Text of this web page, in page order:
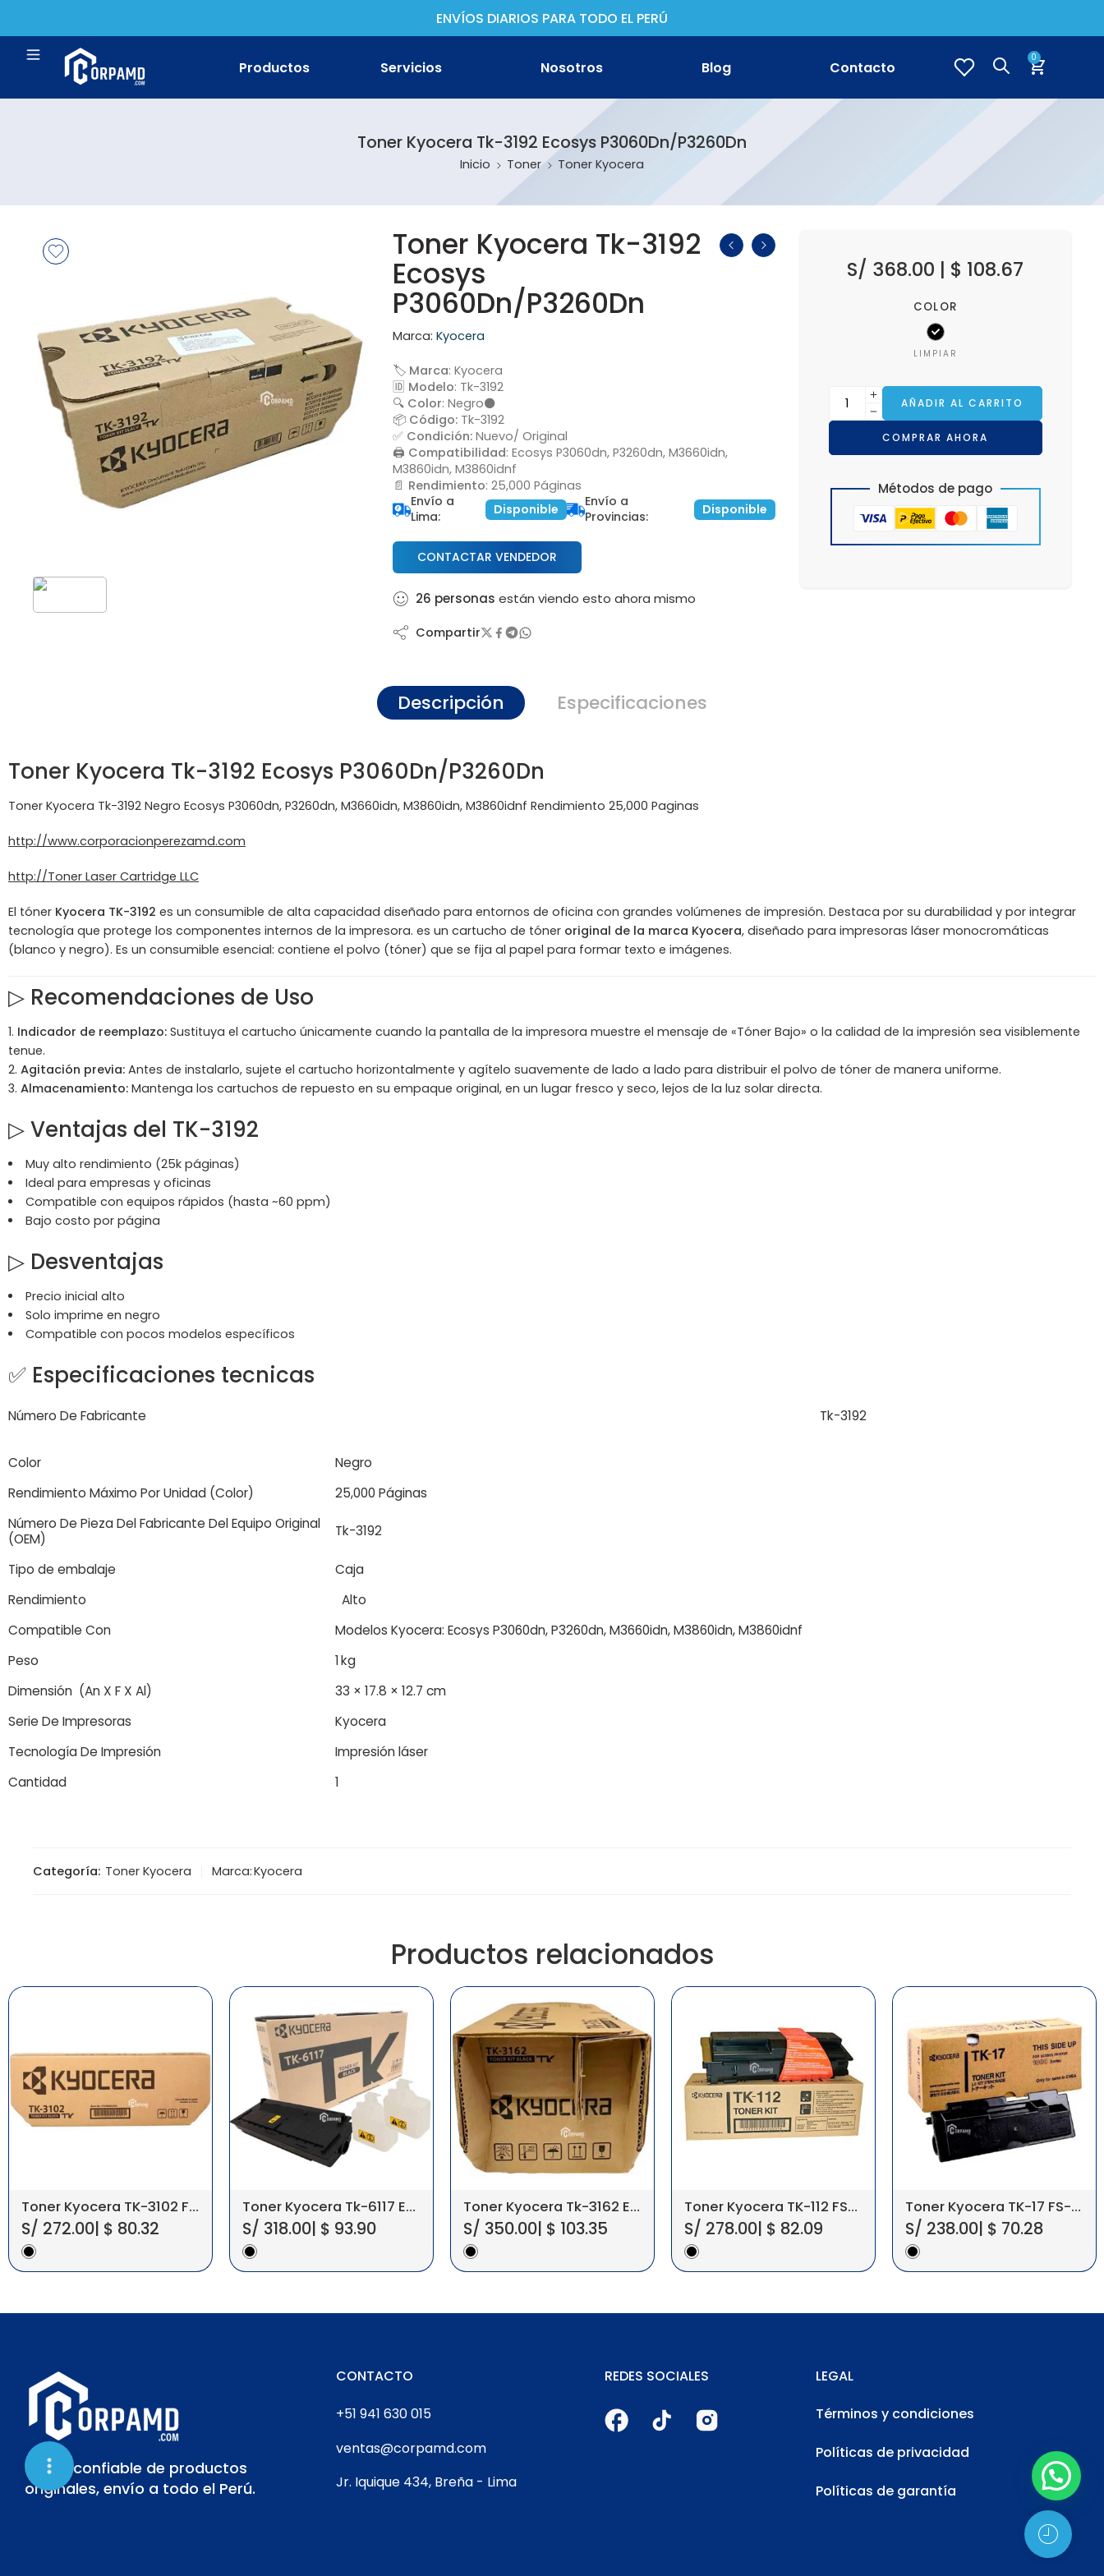
ENVÍOS DIARIOS PARA TODO EL PERÚ
Productos Servicios Nosotros Blog Contacto
0
Impresora HP
Impresora Ricoh
Impresora Xerox
Impresora Matricial
Toner Kyocera Tk-3192 Ecosys P3060Dn/P3260Dn
Inicio Toner Toner Kyocera
Toner Kyocera Tk-3192
Ecosys
P3060Dn/P3260Dn
Marca: Kyocera
🏷️ Marca: Kyocera
🆔 Modelo: Tk-3192
🔍 Color: Negro⚫
📦 Código: Tk-3192
✅ Condición: Nuevo/ Original
🖨️ Compatibilidad: Ecosys P3060dn, P3260dn, M3660idn,
M3860idn, M3860idnf
📄 Rendimiento: 25,000 Páginas
Envío a
Lima:
Disponible
Envío a
Provincias:
Disponible
CONTACTAR VENDEDOR
26 personas están viendo esto ahora mismo
Compartir
S/ 368.00 | $ 108.67
COLOR
LIMPIAR
AÑADIR AL CARRITO
COMPRAR AHORA
Métodos de pago
Descripción Especificaciones
Toner Kyocera Tk-3192 Ecosys P3060Dn/P3260Dn
Toner Kyocera Tk-3192 Negro Ecosys P3060dn, P3260dn, M3660idn, M3860idn, M3860idnf Rendimiento 25,000 Paginas
http://www.corporacionperezamd.com
http://Toner Laser Cartridge LLC
El tóner Kyocera TK-3192 es un consumible de alta capacidad diseñado para entornos de oficina con grandes volúmenes de impresión. Destaca por su durabilidad y por integrar
tecnología que protege los componentes internos de la impresora. es un cartucho de tóner original de la marca Kyocera, diseñado para impresoras láser monocromáticas
(blanco y negro). Es un consumible esencial: contiene el polvo (tóner) que se fija al papel para formar texto e imágenes.
▷ Recomendaciones de Uso
Indicador de reemplazo: Sustituya el cartucho únicamente cuando la pantalla de la impresora muestre el mensaje de «Tóner Bajo» o la calidad de la impresión sea visiblemente
tenue.
Agitación previa: Antes de instalarlo, sujete el cartucho horizontalmente y agítelo suavemente de lado a lado para distribuir el polvo de tóner de manera uniforme.
Almacenamiento: Mantenga los cartuchos de repuesto en su empaque original, en un lugar fresco y seco, lejos de la luz solar directa.
▷Ventajas del TK-3192
Muy alto rendimiento (25k páginas)
Ideal para empresas y oficinas
Compatible con equipos rápidos (hasta ~60 ppm)
Bajo costo por página
▷ Desventajas
Precio inicial alto
Solo imprime en negro
Compatible con pocos modelos específicos
✅ Especificaciones tecnicas
Número De Fabricante Tk-3192
Color
Negro
Rendimiento Máximo Por Unidad (Color)
25,000 Páginas
Número De Pieza Del Fabricante Del Equipo Original
(OEM)
Tk-3192
Tipo de embalaje
Caja
Rendimiento
Alto
Compatible Con
Modelos Kyocera: Ecosys P3060dn, P3260dn, M3660idn, M3860idn, M3860idnf
Peso
1 kg
Dimensión (An X F X Al)
33 × 17.8 × 12.7 cm
Serie De Impresoras
Kyocera
Tecnología De Impresión
Impresión láser
Cantidad
1
Categoría: Toner Kyocera Marca:Kyocera
Productos relacionados
Toner Kyocera TK-3102 FS-2100DN 12500 PAG
S/ 272.00| $ 80.32
Toner Kyocera Tk-6117 Ecosys M4132
S/ 318.00| $ 93.90
Toner Kyocera Tk-3162 Ecosys P3045Dn/P3145Dn
S/ 350.00| $ 103.35
Toner Kyocera TK-112 FS-720/820 Original
S/ 278.00| $ 82.09
Toner Kyocera TK-17 FS-1000/1010 Original
S/ 238.00| $ 70.28
Venta confiable de productos
originales, envío a todo el Perú.
CONTACTO
+51 941 630 015
ventas@corpamd.com
Jr. Iquique 434, Breña - Lima
REDES SOCIALES
LEGAL
Términos y condiciones
Políticas de privacidad
Políticas de garantía